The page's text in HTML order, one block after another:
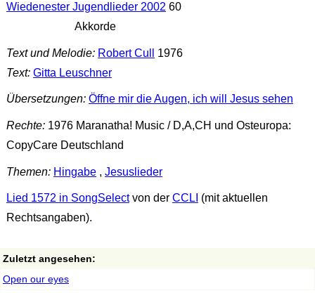
Wiedenester Jugendlieder 2002 60
Akkorde
Text und Melodie: Robert Cull
1976
Text: Gitta Leuschner
Übersetzungen: Öffne mir die Augen, ich will Jesus sehen
Rechte:1976 Maranatha! Music / D,A,CH und Osteuropa:
CopyCare Deutschland
Themen: Hingabe, Jesuslieder
Lied 1572 in SongSelectvon der CCLI (mit aktuellen
Rechtsangaben).
Zuletzt angesehen:
Open our eyes